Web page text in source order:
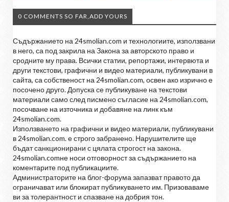
0 COMMENTS SO FAR,ADD YOURS
Съдържанието на 24smolian.com и технологиите, използвани
в него, са под закрила на Закона за авторското право и
сродните му права. Всички статии, репортажи, интервюта и
други текстови, графични и видео материали, публикувани в
сайта, са собственост на 24smolian.com, освен ако изрично е
посочено друго. Допуска се публикуване на текстови
материали само след писмено съгласие на 24smolian.com,
посочване на източника и добавяне на линк към
24smolian.com.
Използването на графични и видео материали, публикувани
в 24smolian.com. е строго забранено. Нарушителите ще
бъдат санкционирани с цялата строгост на закона.
24smolian.comне носи отговорност за съдържанието на
коментарите под публикациите.
Администраторите на блог-форума запазват правото да
ограничават или блокират публикуването им. Призоваваме
ви за толерантност и спазване на добрия тон.